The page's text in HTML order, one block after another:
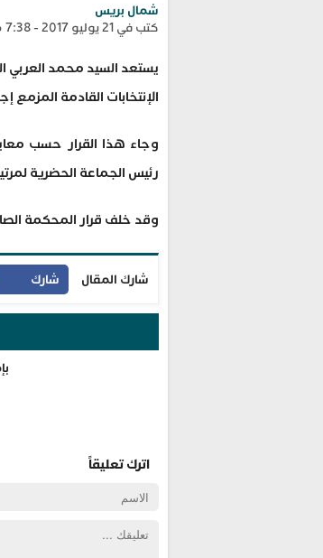
شمال بريس
كتب في 21 يوليو 2017 - 7:38 م
يستعد السيد محمد العربي
الإنتخابات القادمة المزمع
وجاء هذا القرار حسب
رئيس الجماعة الحضرية
وقد خلف قرار المحكمة
شارك المقال شارك
اترك تعليقاً